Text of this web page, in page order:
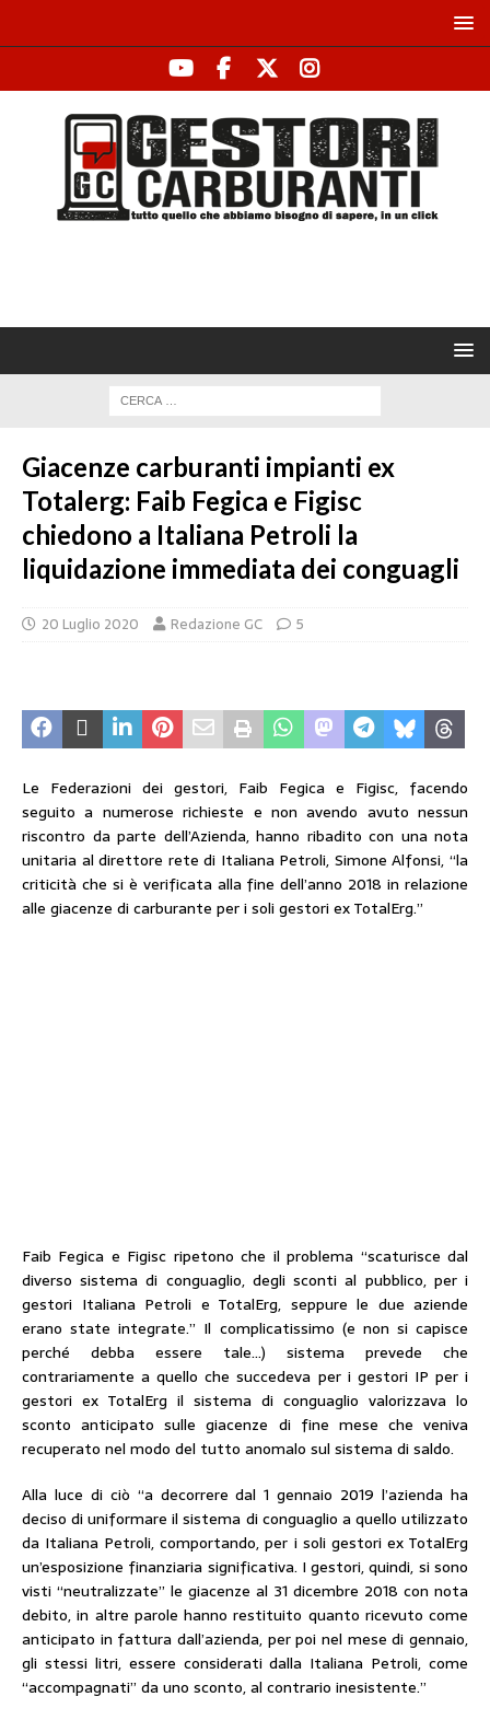
Giacenze carburanti impianti ex
Totalerg: Faib Fegica e Figisc
chiedono a Italiana Petroli la
liquidazione immediata dei conguagli
20 Luglio 2020 Redazione GC 5
Le Federazioni dei gestori, Faib Fegica e Figisc, facendo
seguito a numerose richieste e non avendo avuto nessun
riscontro da parte dell’Azienda, hanno ribadito con una nota
unitaria al direttore rete di Italiana Petroli, Simone Alfonsi, “la
criticità che si è verificata alla fine dell’anno 2018 in relazione
alle giacenze di carburante per i soli gestori ex TotalErg.”
Faib Fegica e Figisc ripetono che il problema “scaturisce dal
diverso sistema di conguaglio, degli sconti al pubblico, per i
gestori Italiana Petroli e TotalErg, seppure le due aziende
erano state integrate.” Il complicatissimo (e non si capisce
perché debba essere tale…) sistema prevede che
contrariamente a quello che succedeva per i gestori IP per i
gestori ex TotalErg il sistema di conguaglio valorizzava lo
sconto anticipato sulle giacenze di fine mese che veniva
recuperato nel modo del tutto anomalo sul sistema di saldo.
Alla luce di ciò “a decorrere dal 1 gennaio 2019 l’azienda ha
deciso di uniformare il sistema di conguaglio a quello utilizzato
da Italiana Petroli, comportando, per i soli gestori ex TotalErg
un’esposizione finanziaria significativa. I gestori, quindi, si sono
visti “neutralizzate” le giacenze al 31 dicembre 2018 con nota
debito, in altre parole hanno restituito quanto ricevuto come
anticipato in fattura dall’azienda, per poi nel mese di gennaio,
gli stessi litri, essere considerati dalla Italiana Petroli, come
“accompagnati” da uno sconto, al contrario inesistente.”